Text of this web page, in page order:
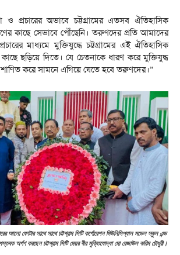
ও প্রচারের অভাবে চট্টগ্রামের এতসব ঐতিহাসিক
কাছে সেভাবে পৌঁছেনি। তরুণদের প্রতি আমাদের
মাধ্যমে মুক্তিযুদ্ধে চট্টগ্রামের এই ঐতিহাসিক
ছড়িয়ে দিতে। যে চেতনাকে ধারণ করে মুক্তিযুদ্ধ
করে সামনে এগিয়ে যেতে হবে তরুণদের।”
আলো ফোটার সাথে সাথে চট্টগ্রাম সিটি কর্পোরেশন মিউনিসিপ্যাল মডেল স্কুল এন্ড
অর্পণ করছেন চট্টগ্রাম সিটি মেয়র বীর মুক্তিযোদ্ধা মো রেজাউল করিম চৌধুরী।